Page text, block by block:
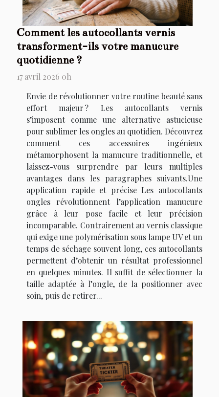
Comment les autocollants vernis
transforment-ils votre manucure
quotidienne ?
17 avril 2026 0h
Envie de révolutionner votre routine beauté sans
effort majeur ? Les autocollants vernis
s’imposent comme une alternative astucieuse
pour sublimer les ongles au quotidien. Découvrez
comment ces accessoires ingénieux
métamorphosent la manucure traditionnelle, et
laissez-vous surprendre par leurs multiples
avantages dans les paragraphes suivants.Une
application rapide et précise Les autocollants
ongles révolutionnent l’application manucure
grâce à leur pose facile et leur précision
incomparable. Contrairement au vernis classique
qui exige une polymérisation sous lampe UV et un
temps de séchage souvent long, ces autocollants
permettent d’obtenir un résultat professionnel
en quelques minutes. Il suffit de sélectionner la
taille adaptée à l’ongle, de la positionner avec
soin, puis de retirer...